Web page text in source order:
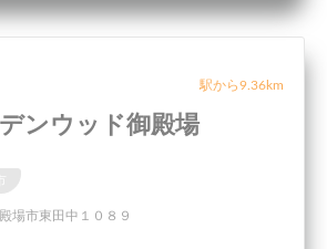
駅から9.36km
ンウッド御殿場
場市東田中１０８９